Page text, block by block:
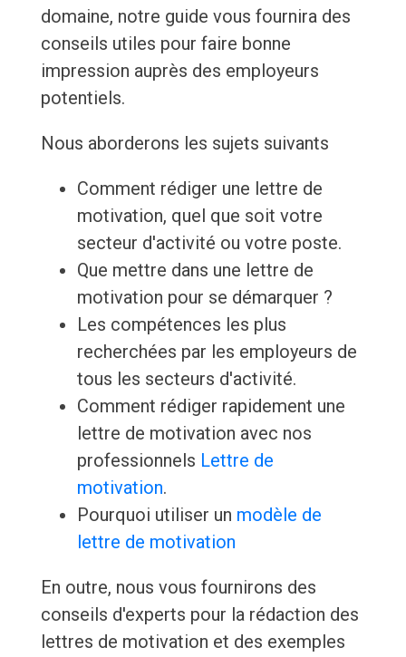
domaine, notre guide vous fournira des
conseils utiles pour faire bonne
impression auprès des employeurs
potentiels.
Nous aborderons les sujets suivants
Comment rédiger une lettre de
motivation, quel que soit votre
secteur d'activité ou votre poste.
Que mettre dans une lettre de
motivation pour se démarquer ?
Les compétences les plus
recherchées par les employeurs de
tous les secteurs d'activité.
Comment rédiger rapidement une
lettre de motivation avec nos
professionnels Lettre de
motivation.
Pourquoi utiliser un modèle de
lettre de motivation
En outre, nous vous fournirons des
conseils d'experts pour la rédaction des
lettres de motivation et des exemples